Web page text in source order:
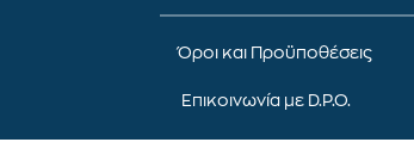
Όροι και Προϋποθέσεις
Επικοινωνία με D.P.O.